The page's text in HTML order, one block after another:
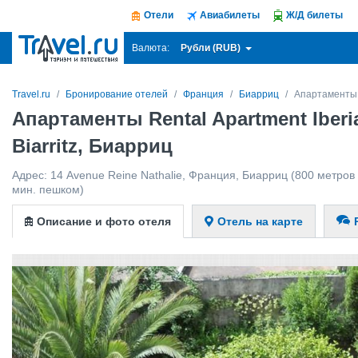
Отели Авиабилеты Ж/Д билеты
Валюта: Рубли (RUB)
Travel.ru Бронирование отелей Франция Биарриц Апартаменты
Апартаменты Rental Apartment
Biarritz, Биарриц
Адрес: 14 Avenue Reine Nathalie Франция Биарриц (800 метров
мин. пешком)
Описание и фото отеля Отель на карте